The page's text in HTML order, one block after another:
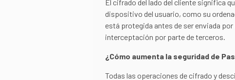
El cifrado del lado del cliente significa
dispositivo del usuario, como su
está protegida antes de ser enviada
interceptación por parte de terceros.
¿Cómo aumenta la seguridad de
Todas las operaciones de cifrado y